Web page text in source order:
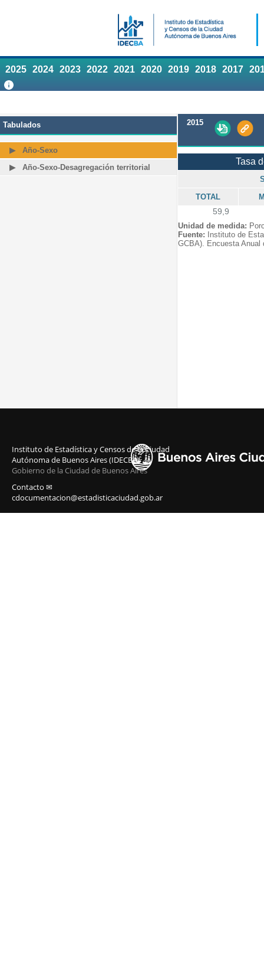
2025 2024 2023 2022 2021 2020 2019 2018 2017
Tabulados
Año-Sexo
Año-Sexo-Desagregación territorial
2015
Tasa
TOTAL
59,9
Unidad de medida:
Fuente: Instituto de
GCBA). Encuesta Anual
Instituto de Estadística y Censos de la Ciudad
Autónoma de Buenos Aires (IDECBA)
Gobierno de la Ciudad de Buenos Aires
Contacto ✉
cdocumentacion@estadisticaciudad.gob.ar